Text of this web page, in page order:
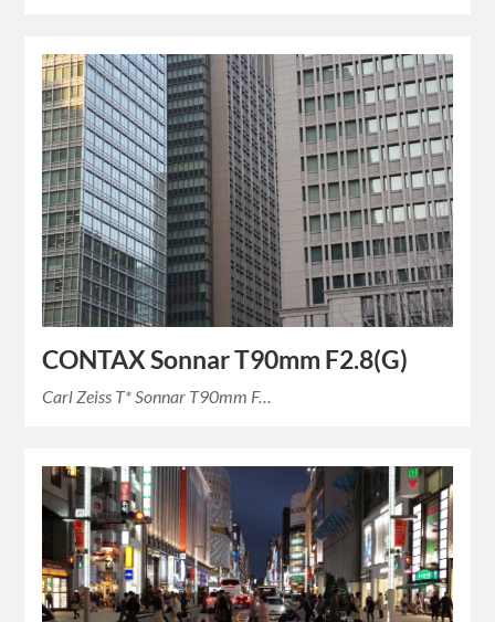
CONTAX Sonnar T90mm F2.8(G)
Carl Zeiss T* Sonnar T90mm F…